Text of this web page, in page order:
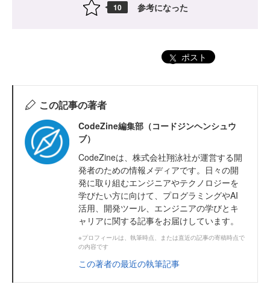
10 参考になった
ポスト
この記事の著者
CodeZine編集部（コードジンヘンシュウ
ブ）
CodeZineは、株式会社翔泳社が運営する開
発者のための情報メディアです。日々の開
発に取り組むエンジニアやテクノロジーを
学びたい方に向けて、プログラミングやAI
活用、開発ツール、エンジニアの学びとキ
ャリアに関する記事をお届けしています。
※プロフィールは、執筆時点、または直近の記事の寄稿時点で
の内容です
この著者の最近の執筆記事